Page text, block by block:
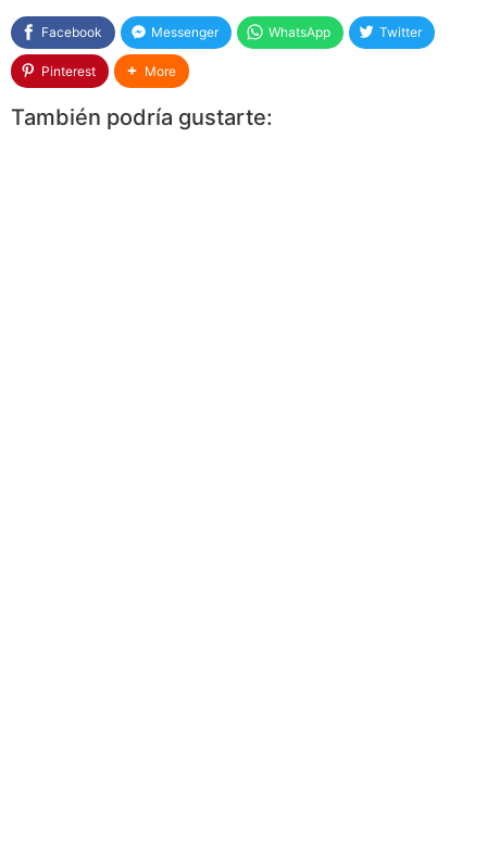
Facebook Messenger WhatsApp Twitter
Pinterest More
También podría gustarte: